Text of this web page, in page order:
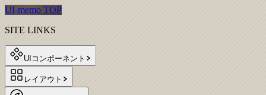
UI-memo TOP
SITE LINKS
UIコンポーネント
レイアウト